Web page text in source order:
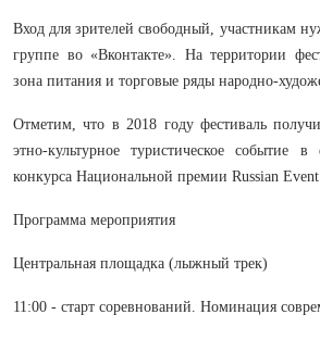
Вход для зрителей свободный, участникам
группе во «Вконтакте». На территории
зона питания и торговые ряды народно-
Отметим, что в 2018 году фестиваль
этно-культурное туристическое событие в
конкурса Национальной премии Russian
Программа мероприятия
Центральная площадка (лыжный трек)
11:00 - старт соревнований. Номинация